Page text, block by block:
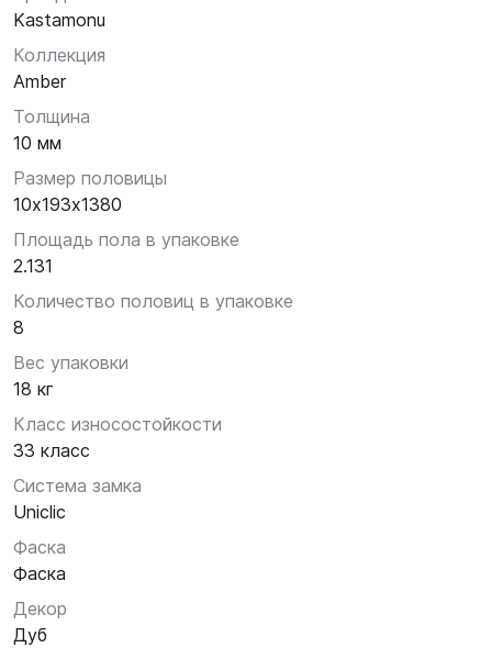
Kastamonu
Коллекция
Amber
Толщина
10 мм
Размер половицы
10х193х1380
Площадь пола в упаковке
2.131
Количество половиц в упаковке
8
Вес упаковки
18 кг
Класс износостойкости
33 класс
Система замка
Uniclic
Фаска
Фаска
Декор
Дуб